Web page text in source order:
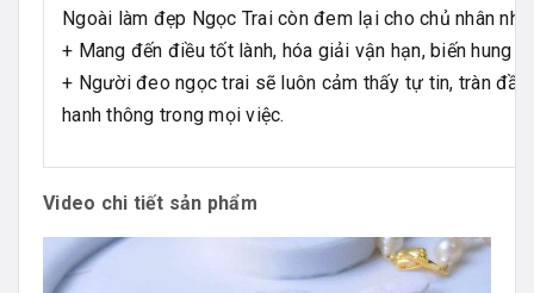
Ngoài làm đẹp Ngọc Trai còn đem lại cho chủ nhân
+ Mang đến điều tốt lành, hóa giải vận hạn, biến hung
+ Người đeo ngọc trai sẽ luôn cảm thấy tự tin, tràn
hanh thông trong mọi việc.
Video chi tiết sản phẩm